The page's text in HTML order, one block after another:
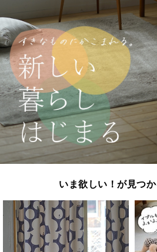
いま欲しい！が見つか